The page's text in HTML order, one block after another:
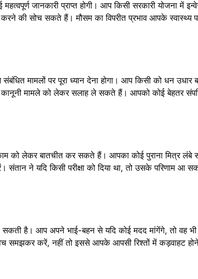
जानकारी प्राप्त होगी। आप किसी सरकारी योजना
की सोच सकते हैं। मौसम का विपरीत प्रभाव आपके स्वास्थ्य
मामलों पर पूरा ध्यान देना होगा। आप किसी को धन उधार
मामले को लेकर सलाह ले सकते हैं। आपको कोई बेहतर
को लेकर बातचीत कर सकते हैं। आपका कोई पुराना मित्र
ने यदि किसी परीक्षा को दिया था, तो उसके परिणाम आ
है। आप अपने भाई-बहन से यदि कोई मदद मांगेंगे, तो वह भी
समझकर करें, नहीं तो इससे आपके आपसी रिश्तों में कड़वाहट